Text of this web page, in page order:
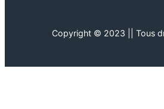
Copyright © 2023 || Tous